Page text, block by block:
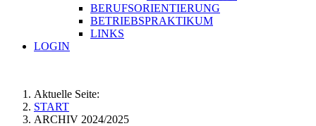
BERUFSORIENTIERUNG
BETRIEBSPRAKTIKUM
LINKS
LOGIN
Aktuelle Seite:
START
ARCHIV 2024/2025